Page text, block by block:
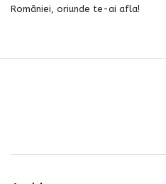
României, oriunde te-ai afla!